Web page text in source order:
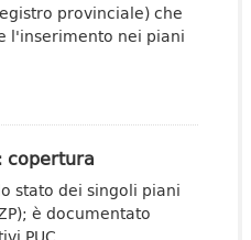
provinciale) che
l'inserimento nei piani
copertura
stato dei singoli piani
è documentato